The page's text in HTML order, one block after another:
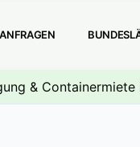
& Containermiete